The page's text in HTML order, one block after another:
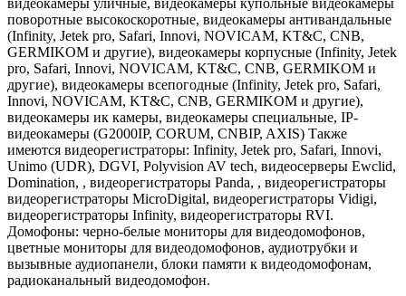
видеокамеры уличные, видеокамеры купольные видеокамеры
поворотные высокоскоротные, видеокамеры антивандальные
(Infinity, Jetek pro, Safari, Innovi, NOVICAM, KT&C, CNB,
GERMIKOM и другие), видеокамеры корпусные (Infinity, Jetek
pro, Safari, Innovi, NOVICAM, KT&C, CNB, GERMIKOM и
другие), видеокамеры всепогодные (Infinity, Jetek pro, Safari,
Innovi, NOVICAM, KT&C, CNB, GERMIKOM и другие),
видеокамеры ик камеры, видеокамеры специальные, IP-
видеокамеры (G2000IP, CORUM, CNBIP, AXIS) Также
имеются видеорегистраторы: Infinity, Jetek pro, Safari, Innovi,
Unimo (UDR), DGVI, Polyvision AV tech, видеосерверы Ewclid,
Domination, , видеорегистраторы Panda, , видеорегистраторы
видеорегистраторы MicroDigital, видеорегистраторы Vidigi,
видеорегистраторы Infinity, видеорегистраторы RVI.
Домофоны: черно-белые мониторы для видеодомофонов,
цветные мониторы для видеодомофонов, аудиотрубки и
вызывные аудиопанели, блоки памяти к видеодомофонам,
радиоканальный видеодомофон.